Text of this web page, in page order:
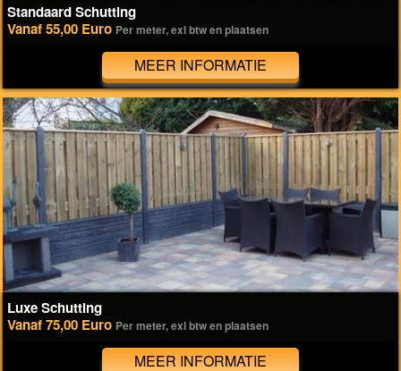
Standaard Schutting
Vanaf 55,00 Euro Per meter, exl btw en plaatsen
MEER INFORMATIE
Luxe Schutting
Vanaf 75,00 Euro Per meter, exl btw en plaatsen
MEER INFORMATIE